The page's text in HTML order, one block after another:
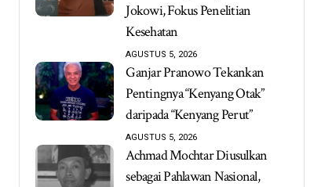
Jokowi, Fokus Penelitian
Kesehatan
AGUSTUS 5, 2026
Ganjar Pranowo Tekankan
Pentingnya “Kenyang Otak”
daripada “Kenyang Perut”
AGUSTUS 5, 2026
Achmad Mochtar Diusulkan
sebagai Pahlawan Nasional,